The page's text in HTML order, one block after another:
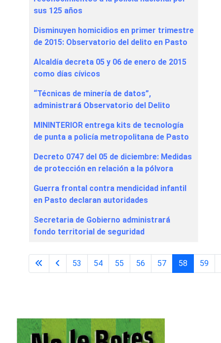
sus 125 años
Disminuyen homicidios en primer trimestre
de 2015: Observatorio del delito en Pasto
Alcaldía decreta 05 y 06 de enero de 2015
como días cívicos
“Técnicas de minería de datos”,
administrará Observatorio del Delito
MININTERIOR entrega kits de tecnología
de punta a policía metropolitana de Pasto
Decreto 0747 del 05 de diciembre: Medidas
de protección en relación a la pólvora
Guerra frontal contra mendicidad infantil
en Pasto declaran autoridades
Secretaria de Gobierno administrará
fondo territorial de seguridad
Página 58 de 67
53 54 55 56 57 58 59